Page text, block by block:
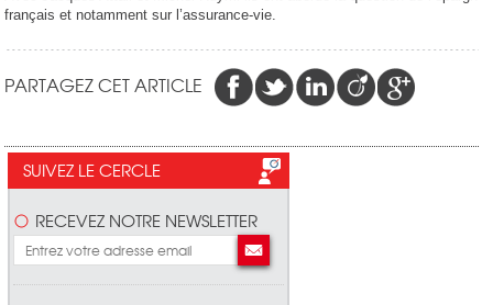
français et notamment sur l’assurance-vie.
PARTAGEZ CET ARTICLE
SUIVEZ LE CERCLE
RECEVEZ NOTRE NEWSLETTER